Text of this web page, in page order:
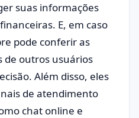
suas informações
E, em caso
pode conferir as
de outros usuários
Além disso, eles
de atendimento
chat online e